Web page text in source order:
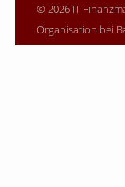
© 2026 IT
Organisation bei